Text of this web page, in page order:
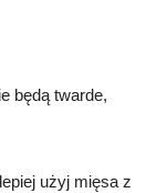
będą twarde,
użyj mięsa z